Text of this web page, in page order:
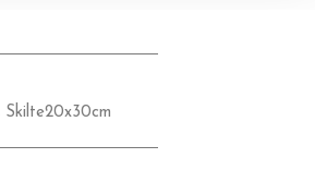
Skilte20x30cm